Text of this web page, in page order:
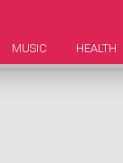
MUSIC HEALTH